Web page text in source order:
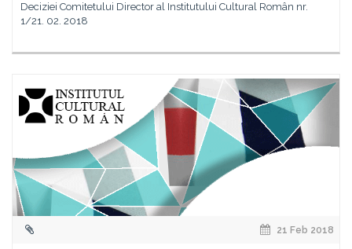
Deciziei Comitetului Director al Institutului Cultural Român nr.
1/21. 02. 2018
21 Feb 2018